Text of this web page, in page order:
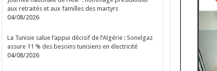
aux retraités et aux familles des martyrs
04/08/2026
La Tunisie salue l’appui décisif de l’Algérie : Sonelgaz
assure 11 % des besoins tunisiens en électricité
04/08/2026